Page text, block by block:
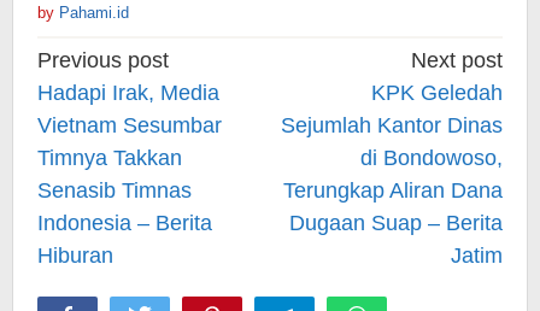
by Pahami.id
Post
navigation
Previous post
Hadapi Irak, Media
Vietnam Sesumbar
Timnya Takkan
Senasib Timnas
Indonesia – Berita
Hiburan
Next post
KPK Geledah
Sejumlah Kantor Dinas
di Bondowoso,
Terungkap Aliran Dana
Dugaan Suap – Berita
Jatim